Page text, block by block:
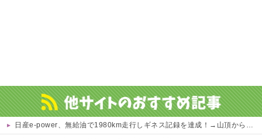
日産e-power、無給油で1980km走行しギネス記録を達成！→山頂から下ってるだけでした…